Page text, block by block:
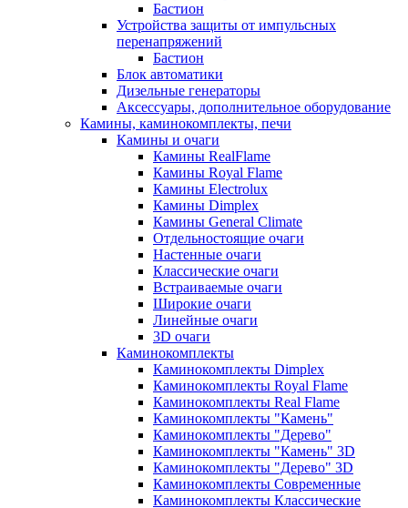
Бастион
Устройства защиты от импульсных
перенапряжений
Бастион
Блок автоматики
Дизельные генераторы
Аксессуары, дополнительное оборудование
Камины, каминокомплекты, печи
Камины и очаги
Камины RealFlame
Камины Royal Flame
Камины Electrolux
Камины Dimplex
Камины General Climate
Отдельностоящие очаги
Настенные очаги
Классические очаги
Встраиваемые очаги
Широкие очаги
Линейные очаги
3D очаги
Каминокомплекты
Каминокомплекты Dimplex
Каминокомплекты Royal Flame
Каминокомплекты Real Flame
Каминокомплекты "Камень"
Каминокомплекты "Дерево"
Каминокомплекты "Камень" 3D
Каминокомплекты "Дерево" 3D
Каминокомплекты Современные
Каминокомплекты Классические